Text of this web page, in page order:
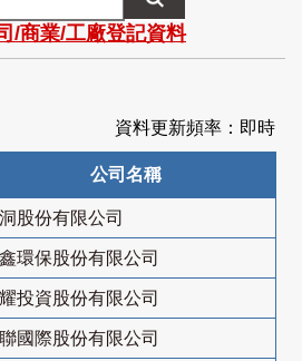
/商業/工廠登記資料
資料更新頻率：即時
公司名稱
股份有限公司
環保股份有限公司
投資股份有限公司
國際股份有限公司